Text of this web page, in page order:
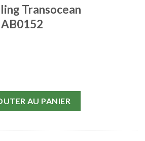
Transocean
AU PANIER